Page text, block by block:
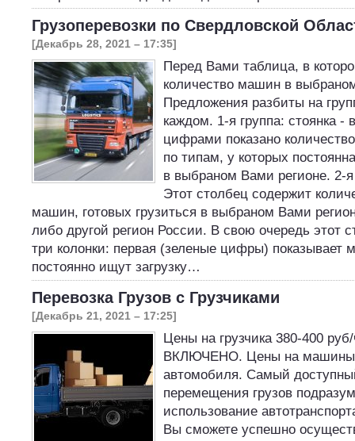
Грузоперевозки по Свердловской
[Декабрь 28, 2021 – 17:35]
Перед Вами таблица, в
количество машин в
Предложения разбиты на
каждом. 1-я группа: стоянка -
цифрами показано
по типам, у которых
в выбраном Вами регионе. 2-я
Этот столбец содержит
машин, готовых грузиться в выбраном Вами
либо другой регион России. В свою очередь этот
три колонки: первая (зеленые цифры) показывает
постоянно ищут загрузку…
Перевозка Грузов с Грузчиками
[Декабрь 21, 2021 – 17:25]
Цены на грузчика 380-400
ВКЛЮЧЕНО. Цены на машины
автомобиля. Самый
перемещения грузов
использование
Вы сможете успешно